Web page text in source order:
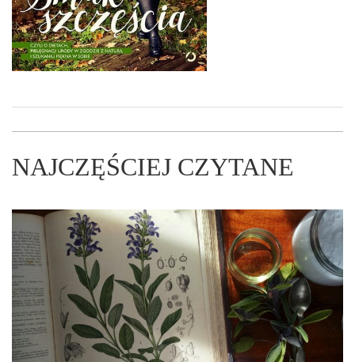
NAJCZĘŚCIEJ CZYTANE